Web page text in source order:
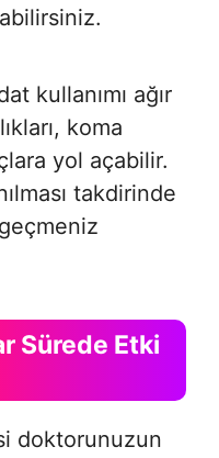
kullanımı ağır
koma
yol açabilir.
takdirinde
Sürede Etki
doktorunuzun